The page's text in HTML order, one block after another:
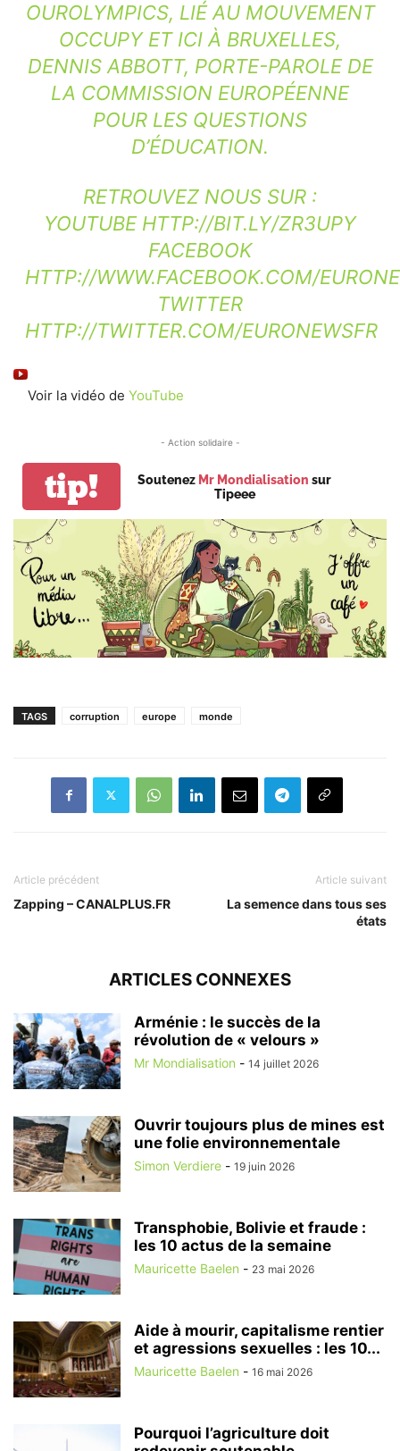
OUROLYMPICS, LIÉ AU MOUVEMENT
OCCUPY ET ICI À BRUXELLES,
DENNIS ABBOTT, PORTE-PAROLE DE
LA COMMISSION EUROPÉENNE
POUR LES QUESTIONS
D’ÉDUCATION.
RETROUVEZ NOUS SUR :
YOUTUBE HTTP://BIT.LY/ZR3UPY
FACEBOOK
HTTP://WWW.FACEBOOK.COM/
TWITTER
HTTP://TWITTER.COM/EURONEWSFR
Voir la vidéo de YouTube
- Action solidaire -
tip! Soutenez Mr Mondialisation sur
Tipeee
TAGS corruption europe monde
Article précédent
Zapping – CANALPLUS.FR
Article suivant
La semence dans tous ses
états
ARTICLES CONNEXES
Arménie : le succès de la
révolution de « velours »
Mr Mondialisation - 14 juillet 2026
Ouvrir toujours plus de mines est
une folie environnementale
Simon Verdiere - 19 juin 2026
Transphobie, Bolivie et fraude :
les 10 actus de la semaine
Mauricette Baelen - 23 mai 2026
Aide à mourir, capitalisme rentier
et agressions sexuelles : les 10...
Mauricette Baelen - 16 mai 2026
Pourquoi l’agriculture doit